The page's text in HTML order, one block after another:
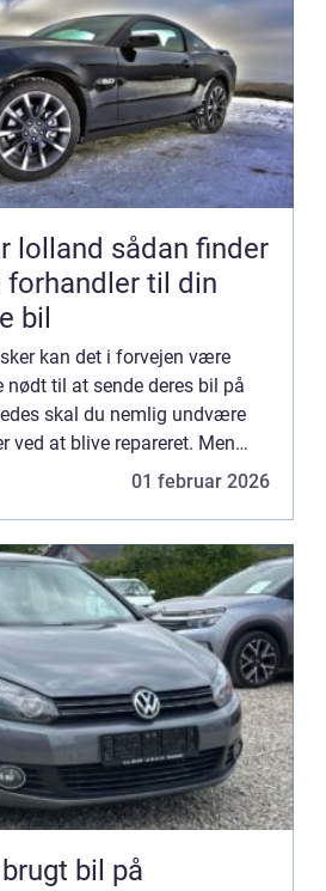
finder
forhandler til din
bil
kan det i forvejen være
til at sende deres bil på
skal du nemlig undvære
ved at blive repareret. Men
01 februar 2026
bil på